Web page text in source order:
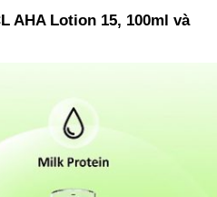
AHA Lotion 15, 100ml và